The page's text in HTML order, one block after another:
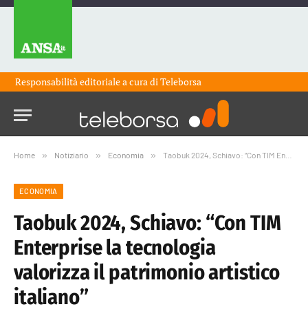
Responsabilità editoriale a cura diTeleborsa
Home » Notiziario » Economia » Taobuk 2024, Schiavo: “Con TIM Enterprise la tecnologia valorizza il patrimonio artistico italiano”
ECONOMIA
Taobuk 2024, Schiavo: “Con TIM
Enterprise la tecnologia
valorizza il patrimonio artistico
italiano”